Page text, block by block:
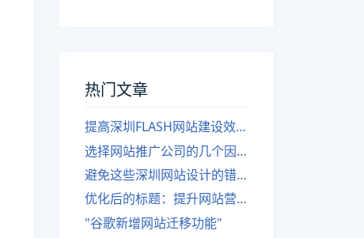
热门文章
提高深圳FLASH网站建设效率的建议
选择网站推广公司的几个因素
避免这些深圳网站设计的错误
优化后的标题：提升网站营销绩效的策略
"谷歌新增网站迁移功能"